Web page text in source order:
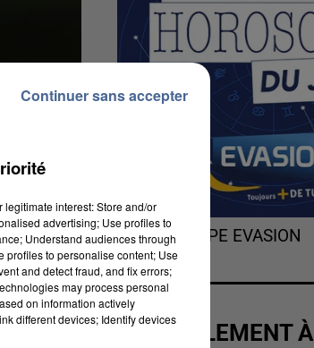
L'HOROSCOPE EVASION
ACTUELLEMENT À
interest: Store and/or
advertising; Use profiles to
Understand audiences through
profiles to personalise content; Use
and detect fraud, and fix errors;
may process personal
on information actively
different devices; Identify devices
Continuer sans accepter